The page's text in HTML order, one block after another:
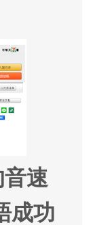
速
成功